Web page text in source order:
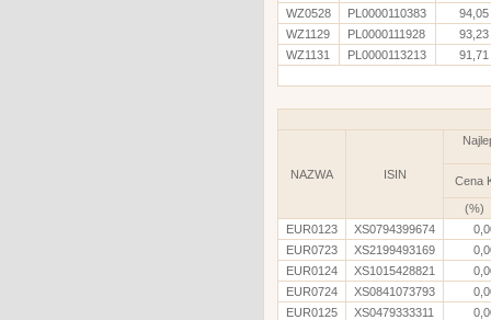
WZ0528
PL0000110383
94,05
WZ1129
PL0000111928
93,23
WZ1131
PL0000113213 91,71
NAZWA ISIN Cena
(%)
EUR0123
XS0794399674
EUR0723
XS2199493169
EUR0124
XS1015428821
EUR0724
XS0841073793
EUR0125
XS0479333311